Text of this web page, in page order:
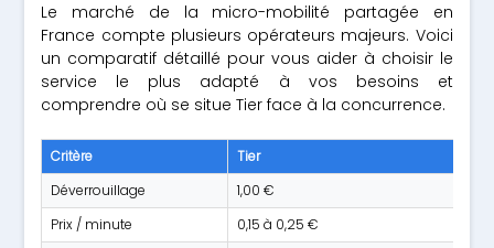
Le marché de la micro-mobilité partagée en
France compte plusieurs opérateurs majeurs. Voici
un comparatif détaillé pour vous aider à choisir le
service le plus adapté à vos besoins et
comprendre où se situe Tier face à la concurrence.
Critère
Tier
Déverrouillage
1,00 €
Prix / minute
0,15 à 0,25 €